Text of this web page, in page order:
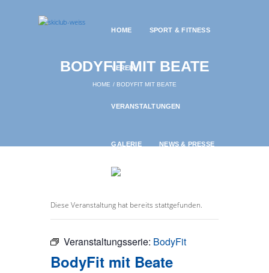
HOME SPORT & FITNESS
VEREIN
VERANSTALTUNGEN
GALERIE NEWS & PRESSE
BODYFIT MIT BEATE
HOME BODYFIT MIT BEATE
Diese Veranstaltung hat bereits stattgefunden.
Veranstaltungsserie: BodyFit
BodyFit mit Beate